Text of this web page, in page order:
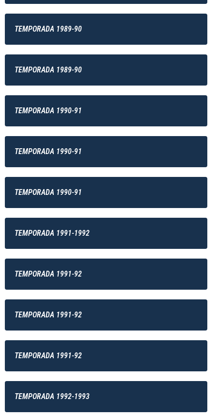
TEMPORADA 1989-90
TEMPORADA 1989-90
TEMPORADA 1990-91
TEMPORADA 1990-91
TEMPORADA 1990-91
TEMPORADA 1991-1992
TEMPORADA 1991-92
TEMPORADA 1991-92
TEMPORADA 1991-92
TEMPORADA 1992-1993